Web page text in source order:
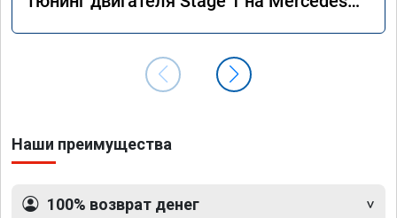
Наши преимущества
100% возврат денег